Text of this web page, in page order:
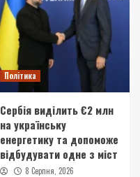
Політика
Сербія виділить €2 млн
на українську
енергетику та допоможе
відбудувати одне з міст
8 Серпня, 2026